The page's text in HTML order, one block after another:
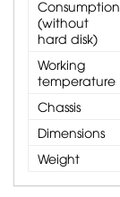
Consumption
(without
hard disk)
Working
temperature
Chassis
Dimensions
Weight